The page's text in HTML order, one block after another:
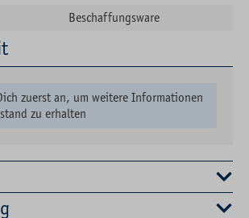
Beschaffungsware
zuerst an, um weitere Informationen
zu erhalten